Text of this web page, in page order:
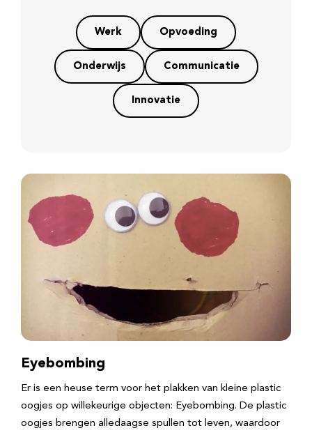
Werk Opvoeding
Onderwijs Communicatie
Innovatie
Eyebombing
Er is een heuse term voor het plakken van kleine plastic
oogjes op willekeurige objecten: Eyebombing. De plastic
oogjes brengen alledaagse spullen tot leven, waardoor